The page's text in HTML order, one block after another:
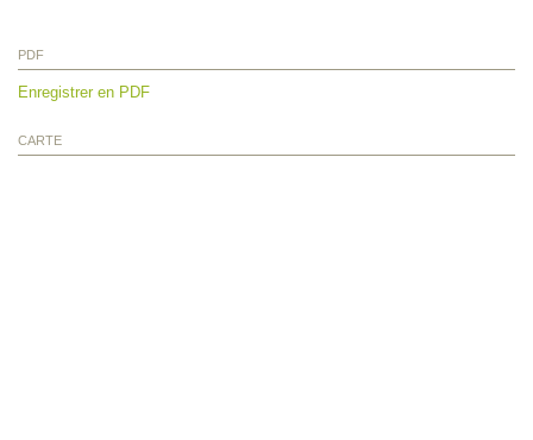
PDF
Enregistrer en PDF
CARTE